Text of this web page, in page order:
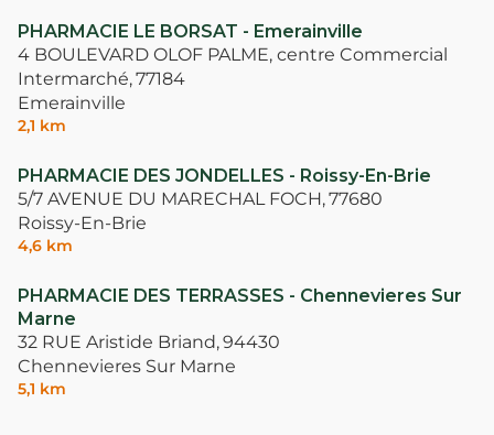
PHARMACIE LE BORSAT - Emerainville
4 BOULEVARD OLOF PALME, centre Commercial
Intermarché,77184
Emerainville
2,1 km
PHARMACIE DES JONDELLES - Roissy-En-Brie
5/7 AVENUE DU MARECHAL FOCH,77680
Roissy-En-Brie
4,6 km
PHARMACIE DES TERRASSES - Chennevieres Sur
Marne
32 RUE Aristide Briand,94430
Chennevieres Sur Marne
5,1 km